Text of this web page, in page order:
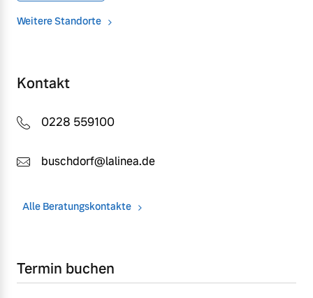
Weitere Standorte
Kontakt
0228 559100
buschdorf@lalinea.de
Alle Beratungskontakte
Termin buchen